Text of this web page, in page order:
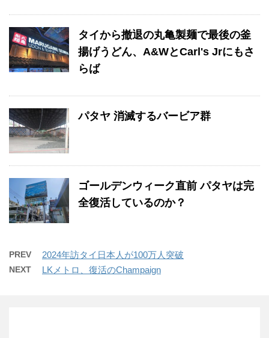
タイから撤退の丸亀製麺で最後の釜
揚げうどん、A&WとCarl's Jrにもさ
らば
パタヤ 消滅するバービア群
ゴールデンウィーク直前 パタヤは完
全復活しているのか？
PREV 2024年訪タイ日本人が100万人突破
NEXT LKメトロ、復活のChampaign